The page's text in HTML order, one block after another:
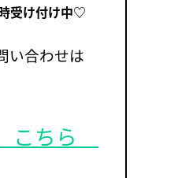
受け付け中♡
い合わせは
こちら